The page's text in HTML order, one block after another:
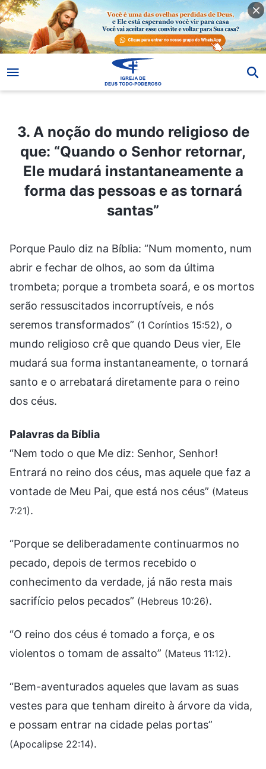
3. A noção do mundo religioso de
que: “Quando o Senhor retornar,
Ele mudará instantaneamente a
forma das pessoas e as tornará
santas”
Porque Paulo diz na Bíblia: “Num momento, num
abrir e fechar de olhos, ao som da última
trombeta; porque a trombeta soará, e os mortos
serão ressuscitados incorruptíveis, e nós
seremos transformados” (1 Coríntios 15:52) , o
mundo religioso crê que quando Deus vier, Ele
mudará sua forma instantaneamente, o tornará
santo e o arrebatará diretamente para o reino
dos céus.
Palavras da Bíblia
“Nem todo o que Me diz: Senhor, Senhor!
Entrará no reino dos céus, mas aquele que faz a
vontade de Meu Pai, que está nos céus” (Mateus
7:21).
“Porque se deliberadamente continuarmos no
pecado, depois de termos recebido o
conhecimento da verdade, já não resta mais
sacrifício pelos pecados” (Hebreus 10:26).
“O reino dos céus é tomado a força, e os
violentos o tomam de assalto” (Mateus 11:12).
“Bem-aventurados aqueles que lavam as suas
vestes para que tenham direito à árvore da vida,
e possam entrar na cidade pelas portas”
(Apocalipse 22:14).